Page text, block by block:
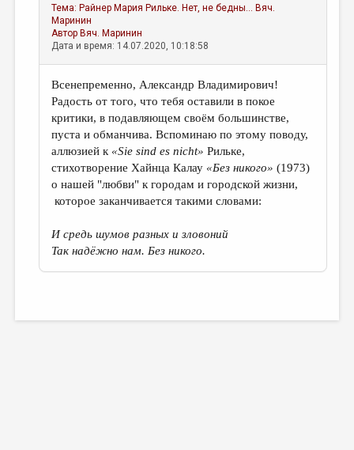
Тема: Райнер Мария Рильке. Нет, не бедны... Вяч.
Маринин
Автор Вяч. Маринин
Дата и время: 14.07.2020, 10:18:58
Всенепременно, Александр Владимирович!
Радость от того, что тебя оставили в покое
критики, в подавляющем своём большинстве,
пуста и обманчива. Вспоминаю по этому поводу,
аллюзией к «Sie sind es nicht» Рильке,
стихотворение Хайнца Калау «Без никого» (1973)
о нашей "любви" к городам и городской жизни,
которое заканчивается такими словами:
И средь шумов разных и зловоний
Так надёжно нам. Без никого.